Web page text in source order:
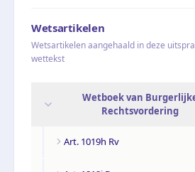
Wetsartikelen
Wetsartikelen aangehaald in deze
wettekst
Wetboek van
Rechtsvordering
Art. 1019h Rv